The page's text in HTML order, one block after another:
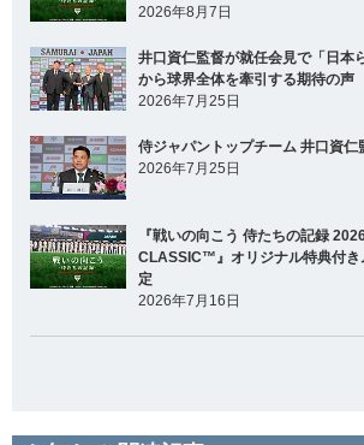
2026年8月7日
井口資仁監督が就任会見で「日本
から球界全体を牽引する期待の声
2026年7月25日
侍ジャパントップチーム 井口資仁
2026年7月25日
『戦いの向こう 侍たちの記録
CLASSIC™』オリジナル特典付き
定
2026年7月16日